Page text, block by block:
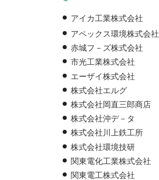
アイカ工業株式会社
アペックス環境株式会社
赤城フ－ズ株式会社
市光工業株式会社
エーザイ株式会社
株式会社エルグ
株式会社岡直三郎商店
株式会社沖デ－タ
株式会社川上鉄工所
株式会社環境技研
関東電化工業株式会社
関東電工株式会社